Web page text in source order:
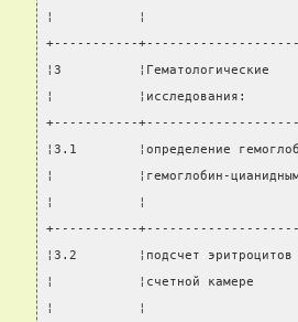
¦           ¦
+-----------
¦3
¦
+-----------
¦3.1        ¦определение
¦           ¦гемоглобин-
¦           ¦
+-----------
¦3.2        ¦подсчет
¦           ¦счетной
¦           ¦